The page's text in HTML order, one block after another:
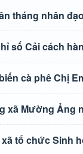
tháng nhân
số Cải cách
cà phê Chị
xã Mường Ảng
tổ chức Sinh